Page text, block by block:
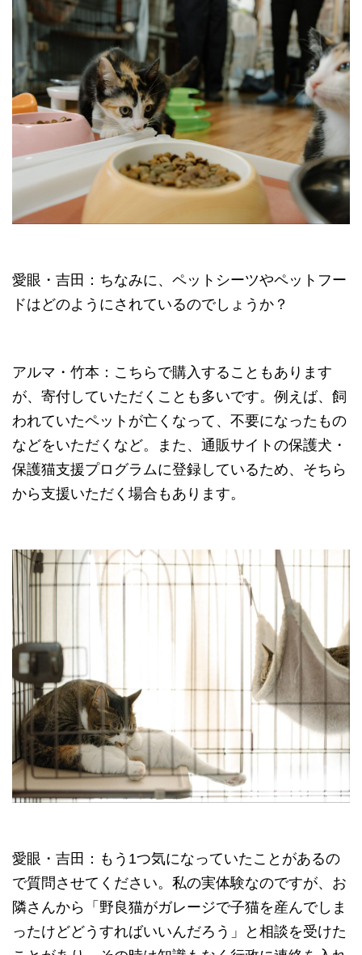
愛眼・吉田：ちなみに、ペットシーツやペットフー
ドはどのようにされているのでしょうか？
アルマ・竹本：こちらで購入することもあります
が、寄付していただくことも多いです。例えば、飼
われていたペットが亡くなって、不要になったもの
などをいただくなど。また、通販サイトの保護犬・
保護猫支援プログラムに登録しているため、そちら
から支援いただく場合もあります。
愛眼・吉田：もう1つ気になっていたことがあるの
で質問させてください。私の実体験なのですが、お
隣さんから「野良猫がガレージで子猫を産んでしま
ったけどどうすればいいんだろう」と相談を受けた